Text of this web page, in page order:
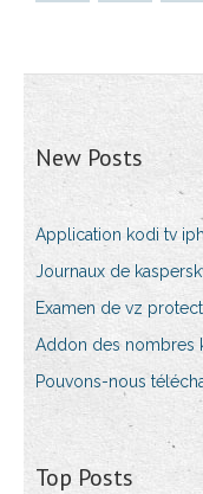
New Posts
Application kodi tv
Journaux de
Examen de vz protect
Addon des nombres
Pouvons-nous
Top Posts